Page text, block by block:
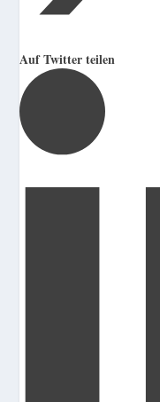
Auf Twitter teilen